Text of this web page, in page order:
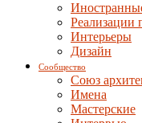
Реализации
Интерьеры
Дизайн
Сообщество
Союз
Имена
Мастерские